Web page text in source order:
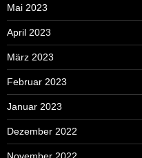
Mai 2023
April 2023
März 2023
Februar 2023
Januar 2023
Dezember 2022